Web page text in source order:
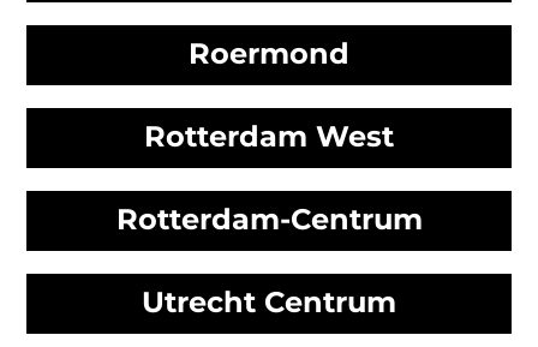
Roermond
Rotterdam West
Rotterdam-Centrum
Utrecht Centrum